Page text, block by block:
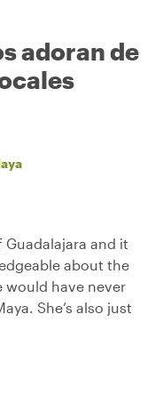
adoran de
and it
about the
would have never
She’s also just